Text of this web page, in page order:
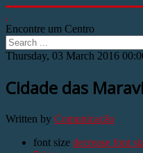
.
Encontre um Centro
Thursday, 03 March 2016
Cidade das
Written by Comunicação
font size decrease font